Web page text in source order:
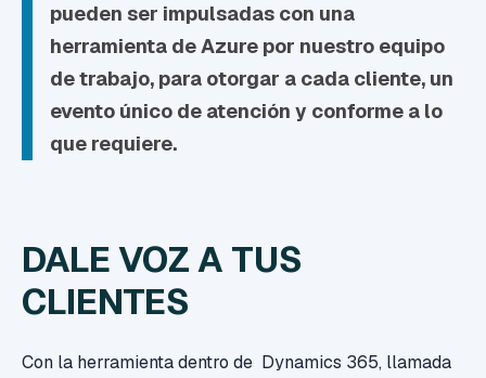
pueden ser impulsadas con una
herramienta de Azure por nuestro equipo
de trabajo, para otorgar a cada cliente, un
evento único de atención y conforme a lo
que requiere.
DALE VOZ A TUS
CLIENTES
Con la herramienta dentro de Dynamics 365, llamada